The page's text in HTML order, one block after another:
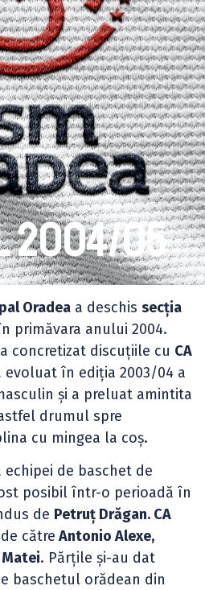
2004/05
Oradea a deschis secția
primăvara anului 2004.
concretizat discuțiile cu CA
evoluat în ediția 2003/04 a
și a preluat amintita
drumul spre
cu mingea la coș.
de baschet de
posibil într-o perioadă în
de Petruț Drăgan. CA
către Antonio Alexe,
Matei. Părțile și-au dat
baschetul orădean din